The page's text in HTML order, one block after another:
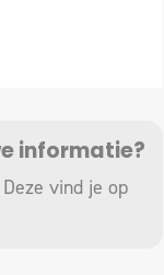
informatie?
vind je op